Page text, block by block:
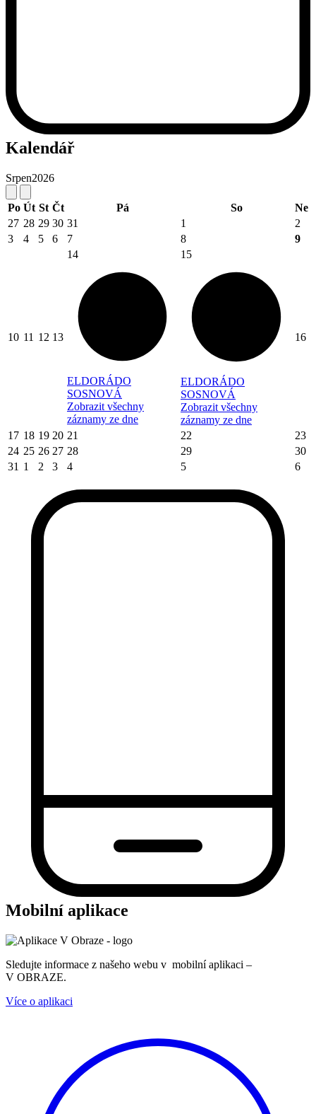
Kalendář
Srpen2026
Po Út St Čt Pá So
Ne
27 28 29 30 31 1
2
3
4 5 6 7 8 9
10 11 12 13
14
ELDORÁDO
SOSNOVÁ
Zobrazit všechny
záznamy ze dne
15
ELDORÁDO
SOSNOVÁ
Zobrazit všechny
záznamy ze dne
16
17 18 19 20 21 22
23
24 25 26 27 28 29
30
31 1 2 3 4 5 6
Mobilní aplikace
Sledujte informace z našeho webu v mobilní aplikaci –
V OBRAZE.
Více o aplikaci